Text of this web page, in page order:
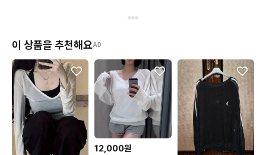
이 상품을 추천해요AD
12,000원